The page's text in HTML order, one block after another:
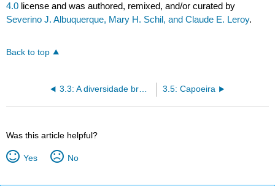
4.0 license and was authored, remixed, and/or curated by
Severino J. Albuquerque, Mary H. Schil, and Claude E. Leroy.
Back to top
3.3: A diversidade brasileira 3.5: Capoeira
Was this article helpful?
Yes No